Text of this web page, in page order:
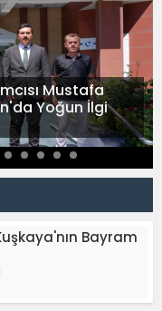
Mustafa
Yoğun İlgi
Bayram